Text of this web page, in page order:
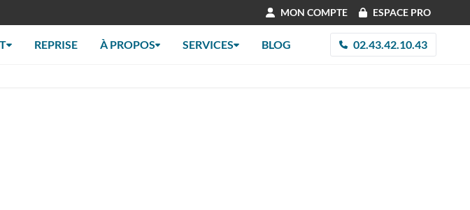
MON COMPTE ESPACE PRO
REPRISE À PROPOS SERVICES BLOG 02.43.42.10.43